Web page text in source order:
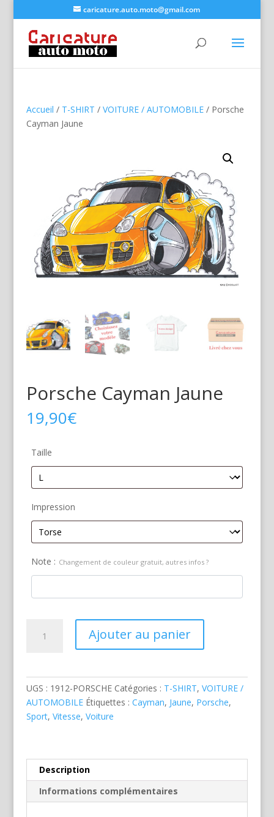
caricature.auto.moto@gmail.com
Accueil / T-SHIRT / VOITURE / AUTOMOBILE/ Porsche
Cayman Jaune
Porsche Cayman Jaune
19,90€
Taille
Impression
Note : Changement de couleur gratuit, autres infos ?
Ajouter au panier
UGS : 1912-PORSCHE Catégories : T-SHIRT, VOITURE /
AUTOMOBILE Étiquettes : Cayman, Jaune, Porsche,
Sport, Vitesse, Voiture
Description
Informations complémentaires